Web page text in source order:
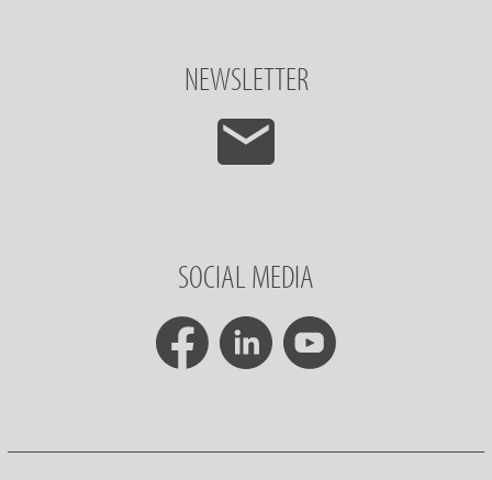
NEWSLETTER
SOCIAL MEDIA